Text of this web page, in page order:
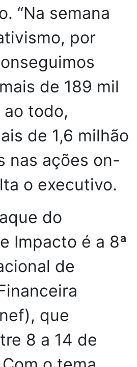
“Na semana
por
de 189 mil
ao todo,
de 1,6 milhão
nas ações on-
o executivo.
do
Impacto é a 8ª
de
que
8 a 14 de